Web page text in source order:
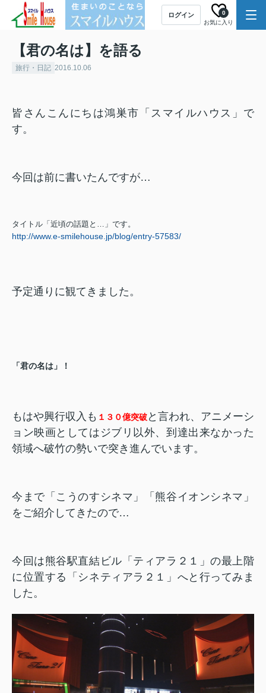
ログイン
お気に入り
0
【君の名は】を語る
旅行・日記 2016.10.06
皆さんこんにちは鴻巣市「スマイルハウス」で
す。
今回は前に書いたんですが…
タイトル「近頃の話題と…」です。
http://www.e-smilehouse.jp/blog/entry-57583/
予定通りに観てきました。
「君の名は」！
もはや興行収入も １３０億突破と言われ、アニメーシ
ョン映画としてはジブリ以外、到達出来なかった
領域へ破竹の勢いで突き進んでいます。
今まで「こうのすシネマ」「熊谷イオンシネマ」
をご紹介してきたので…
今回は熊谷駅直結ビル「ティアラ２１」の最上階
に位置する「シネティアラ２１」へと行ってみま
した。